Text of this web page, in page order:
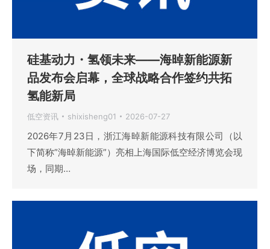
硅基动力・氢领未来——海晫新能源新
品发布会启幕，全球战略合作签约共拓
氢能新局
低空资讯 shixisheng01 2026-07-27
2026年7月23日，浙江海晫新能源科技有限公司（以
下简称”海晫新能源”）亮相上海国际低空经济博览会现
场，同期…